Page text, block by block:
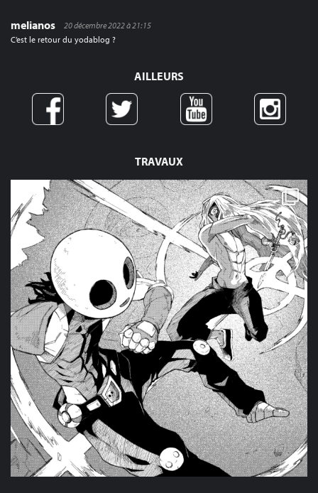
TRAVAUX
melianos
20 décembre 2022 à 21:15
C’est le retour du yodablog ?
AILLEURS